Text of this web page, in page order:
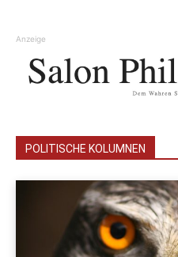
Anzeige
POLITISCHE KOLUMNEN